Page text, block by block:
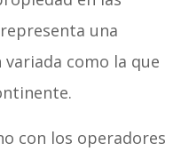
una
como la que
con los operadores